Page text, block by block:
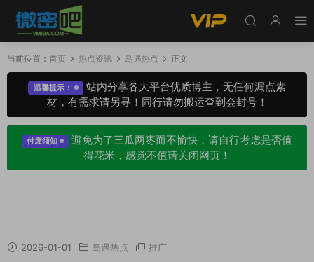
当前位置： 首页 热点资讯 岛遇热点 正文
温馨提示：
站内分享各大平台优质博主，无任何漏点素
材，有需求请另寻！同行请勿搬运查到会封号！
付废须知
避免为了三瓜两枣而不愉快，请自行考虑是否值
得花米，感觉不值请关闭网页！
2026-01-01 岛遇热点 推广